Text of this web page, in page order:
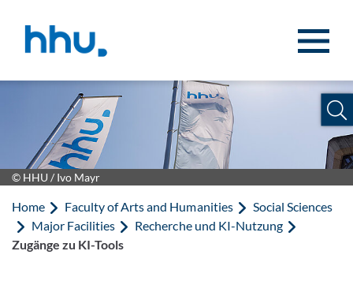
© HHU / Ivo Mayr
Home Faculty of Arts and Humanities
Social Sciences
Major Facilities
Recherche und KI-Nutzung
Zugänge zu KI-Tools